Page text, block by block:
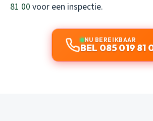
81 00 voor een inspectie.
NU BEREIKBAAR
BEL 085 019 81